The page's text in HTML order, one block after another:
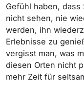
Gefühl haben, dass
nicht sehen, nie
werden, ihn
Erlebnisse zu
vergisst man, was
diesen Orten nicht
mehr Zeit für